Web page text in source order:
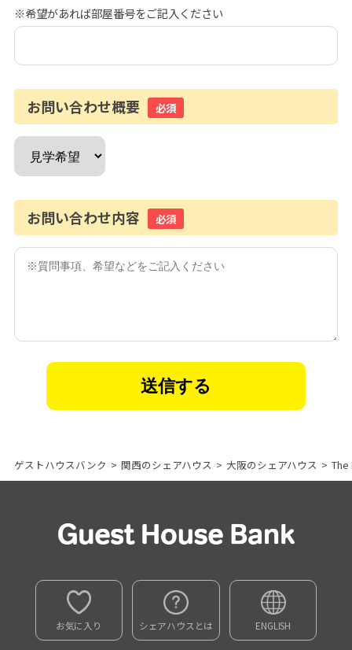
※希望があれば部屋番号をご記入ください
お問い合わせ概要 必須
お問い合わせ内容 必須
ゲストハウスバンク > 関西のシェアハウス > 大阪のシェアハウス > The
お気に入り シェアハウスとは ENGLISH